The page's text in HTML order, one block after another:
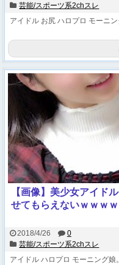
芸能/スポーツ系2chスレ
アイドル お尻 ハロプロ モーニン
【画像】美少女アイド
せてもらえないｗｗｗ
2018/4/26
0
芸能/スポーツ系2chスレ
アイドル ハロプロ モーニング娘。